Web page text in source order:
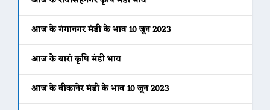
आज के गंगानगर मंडी के भाव 10 जून 2023
आज के बारां कृषि मंडी भाव
आज के बीकानेर मंडी के भाव 10 जून 2023